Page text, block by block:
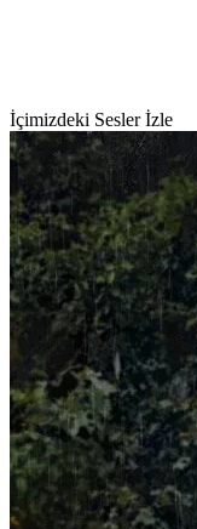
İçimizdeki Sesler İzle